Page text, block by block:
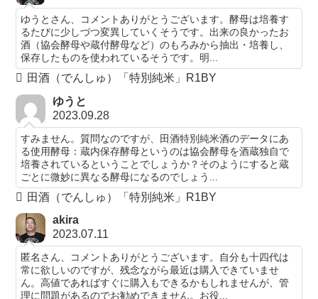
ゆうとさん、コメントありがとうございます。酵母は培養す
るたびに少しづつ変異していくそうです。出来の良かったお
酒（協会酵母や蔵付酵母など）のもろみから抽出・培養し、
保存したものを使われているそうです。明...
田酒（でんしゅ）「特別純米」R1BY
ゆうと
2023.09.28
すみません。質問なのですが、田酒特別純米酒のデータにあ
る使用酵母：蔵内保存酵母というのは協会酵母を酒蔵独自で
培養されているということでしょうか？そのようにすると蔵
ごとに微妙に異なる酵母になるのでしょう...
田酒（でんしゅ）「特別純米」R1BY
akira
2023.07.11
匿名さん、コメントありがとうございます。自分も十四代は
常に欲しいのですが、残念ながら最近は購入できていませ
ん。高値であればすぐに購入もできるかもしれませんが、管
理に問題があるのでお勧めできません。お役...